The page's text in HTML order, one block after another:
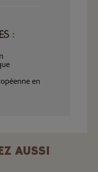
:
en
AUSSI